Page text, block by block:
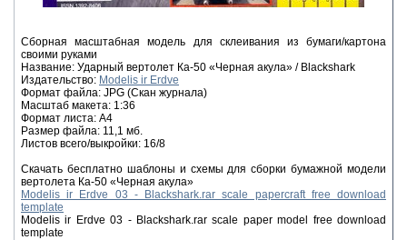
Сборная масштабная модель для склеивания из бумаги/картона
своими руками
Название: Ударный вертолет Ка-50 «Черная акула» / Blackshark
Издательство: Modelis ir Erdve
Формат файла: JPG (Скан журнала)
Масштаб макета: 1:36
Формат листа: А4
Размер файла: 11,1 мб.
Листов всего/выкройки: 16/8
Скачать бесплатно шаблоны и схемы для сборки бумажной модели
вертолета Ка-50 «Черная акула»
Modelis ir Erdve 03 - Blackshark.rar scale papercraft free download
template
Modelis ir Erdve 03 - Blackshark.rar scale paper model free download
template